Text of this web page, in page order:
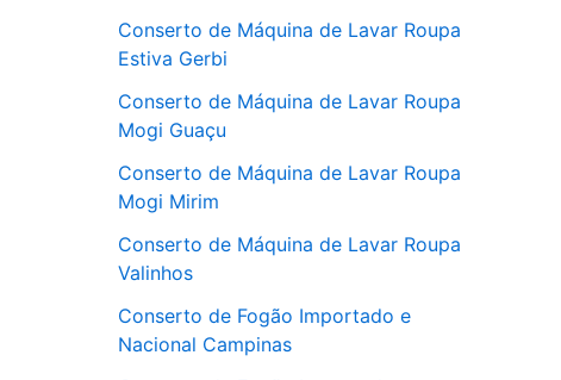
Conserto de Máquina de Lavar Roupa
Estiva Gerbi
Conserto de Máquina de Lavar Roupa
Mogi Guaçu
Conserto de Máquina de Lavar Roupa
Mogi Mirim
Conserto de Máquina de Lavar Roupa
Valinhos
Conserto de Fogão Importado e
Nacional Campinas